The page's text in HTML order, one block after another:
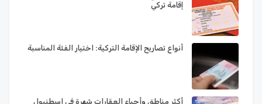
إقامة تركي
أنواع تصاريح الإقامة التركية: اختيار الفئة المناسبة
أكثر مناطق وأحياء العقارات شهرة في اسطنبول